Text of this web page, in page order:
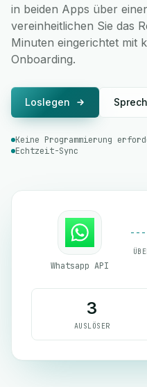
in beiden Apps über
vereinheitlichen Sie das
Minuten eingerichtet mit
Onboarding.
Loslegen
Keine Programmierung
Echtzeit-Sync
Whatsapp API
3
AUSLÖSER